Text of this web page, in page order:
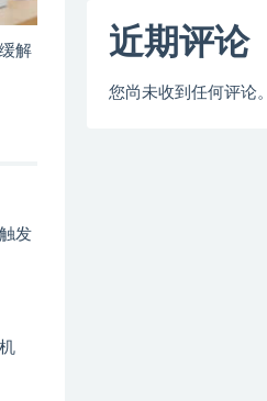
解
发
近期评论
您尚未收到任何评论。